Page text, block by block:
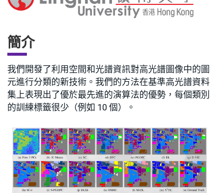
簡介
我們開發了利用空間和光譜資訊對高光譜圖像中的圖
元進行分類的新技術。我們的方法在基準高光譜資料
集上表現出了優於最先進的演算法的優勢，每個類別
的訓練標籤很少（例如 10 個）。